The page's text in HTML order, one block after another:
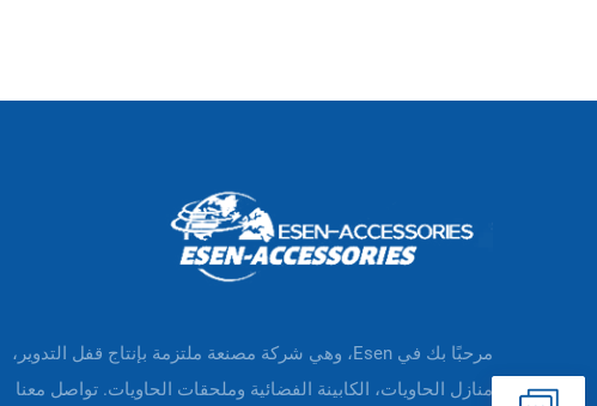
مرحبًا بك في Esen، وهي شركة مصنعة ملتزمة بإنتاج قفل التدوير،
منازل الحاويات، الكابينة الفضائية وملحقات الحاويات. تواصل معنا